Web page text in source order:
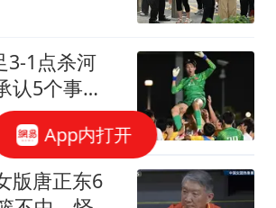
点杀河
认5个事
阿森纳！
版唐正东6
App内打开